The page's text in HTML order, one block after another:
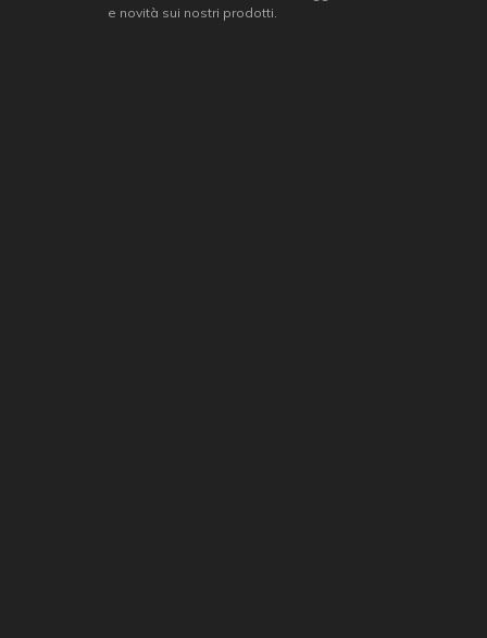
e novità sui nostri prodotti.